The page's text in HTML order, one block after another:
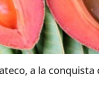
a la conquista